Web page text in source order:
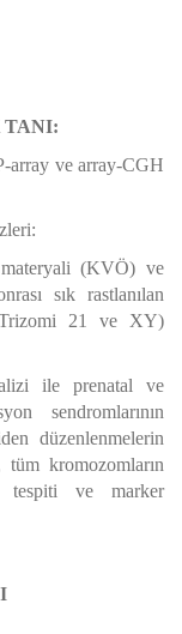
TANI:
array ve array-CGH
(KVÖ) ve
sık rastlanılan
21 ve XY)
ile prenatal ve
sendromlarının
düzenlenmelerin
kromozomların
tespiti ve marker